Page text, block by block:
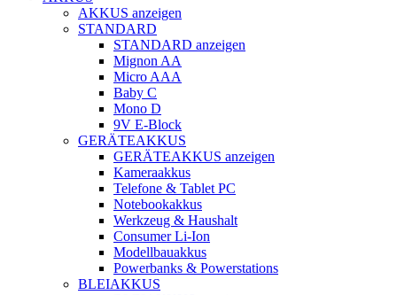
AKKUS anzeigen
STANDARD
STANDARD anzeigen
Mignon AA
Micro AAA
Baby C
Mono D
9V E-Block
GERÄTEAKKUS
GERÄTEAKKUS anzeigen
Kameraakkus
Telefone & Tablet PC
Notebookakkus
Werkzeug & Haushalt
Consumer Li-Ion
Modellbauakkus
Powerbanks & Powerstations
BLEIAKKUS